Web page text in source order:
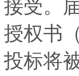
接受。
授权书
投标将